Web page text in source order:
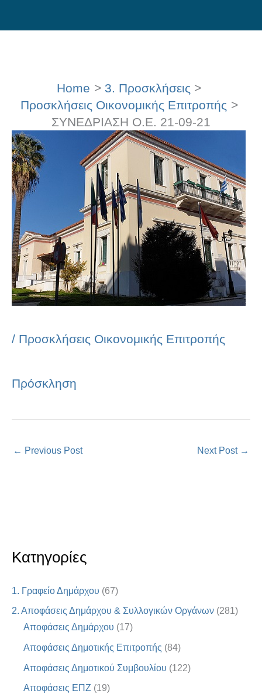
to
Κατηγορίες
1. Γραφείο Δημάρχου (67)
2. Αποφάσεις Δημάρχου & Συλλογικών Οργάνων (281)
Αποφάσεις Δημάρχου (17)
Αποφάσεις Δημοτικής Επιτροπής (84)
Αποφάσεις Δημοτικού Συμβουλίου (122)
Αποφάσεις ΕΠΖ (19)
Home
3. Προσκλήσεις
Προσκλήσεις Οικονομικής Επιτροπής
ΣΥΝΕΔΡΙΑΣΗ Ο.Ε. 21-09-21
/ Προσκλήσεις Οικονομικής Επιτροπής
Πρόσκληση
← Previous Post Next Post →